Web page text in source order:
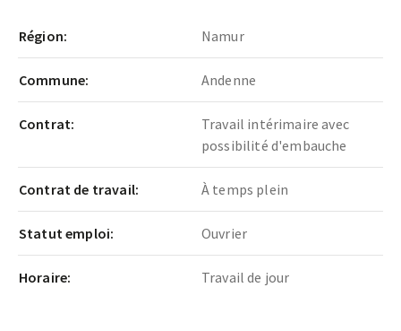
Région: Namur
Commune: Andenne
Contrat:
Travail intérimaire avec
possibilité d'embauche
Contrat de travail: À temps plein
Statut emploi: Ouvrier
Horaire: Travail de jour